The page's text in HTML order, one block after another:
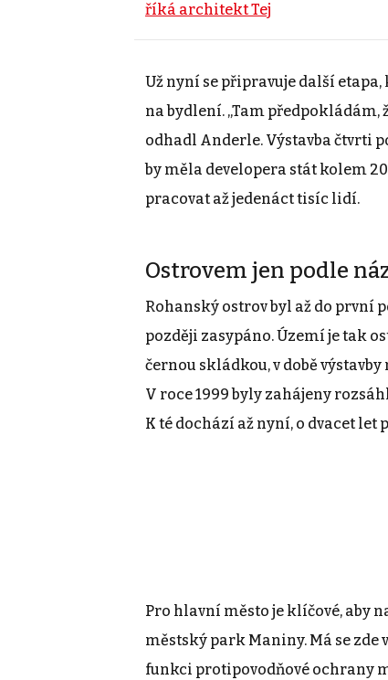
Už nyní se připravuje další
na bydlení. „Tam předpokládám,
odhadl Anderle. Výstavba čtvrti
by měla developera stát kolem
pracovat až jedenáct tisíc lidí.
Ostrovem jen podle
Rohanský ostrov byl až do první
později zasypáno. Území je tak
černou skládkou, v době
V roce 1999 byly zahájeny
K té dochází až nyní, o dvacet let
Pro hlavní město je klíčové, aby
městský park Maniny. Má se
funkci protipovodňové ochrany